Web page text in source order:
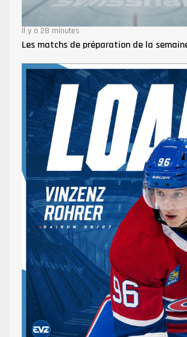
Il y a 28 minutes
Les matchs de préparation de la